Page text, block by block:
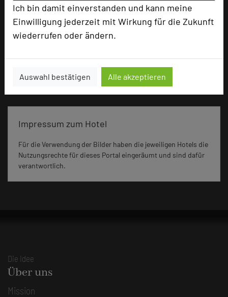
Ich bin damit einverstanden und kann meine
Einwilligung jederzeit mit Wirkung für die Zukunft
wiederrufen oder ändern.
Auswahl bestätigen Alle akzeptieren
Seminar, Konferenz, Event, Kreativprozesse
967 Seiten dieses Hotels wurden in den vergangenen
30 Tagen auf diesem Portal aufgerufen.
Impressum zum Hotel
Für die Verwendung der Bilder haben die jeweiligen Hotels die
Nutzungsrechte für dieses Portal eingeräumt und sind dafür
verantwortlich.
Die Idee
Über uns
Mission